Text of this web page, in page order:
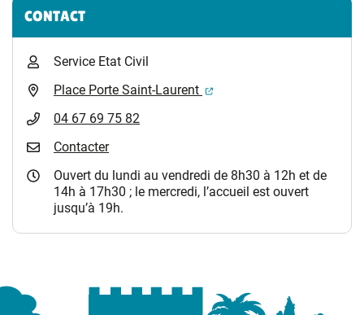
CONTACT
Service Etat Civil
Place Porte Saint-Laurent
(ouverture dans un
04 67 69 75 82
Contacter
Ouvert du lundi au vendredi de 8h30 à 12h et de
14h à 17h30 ; le mercredi, l’accueil est ouvert
jusqu’à 19h.